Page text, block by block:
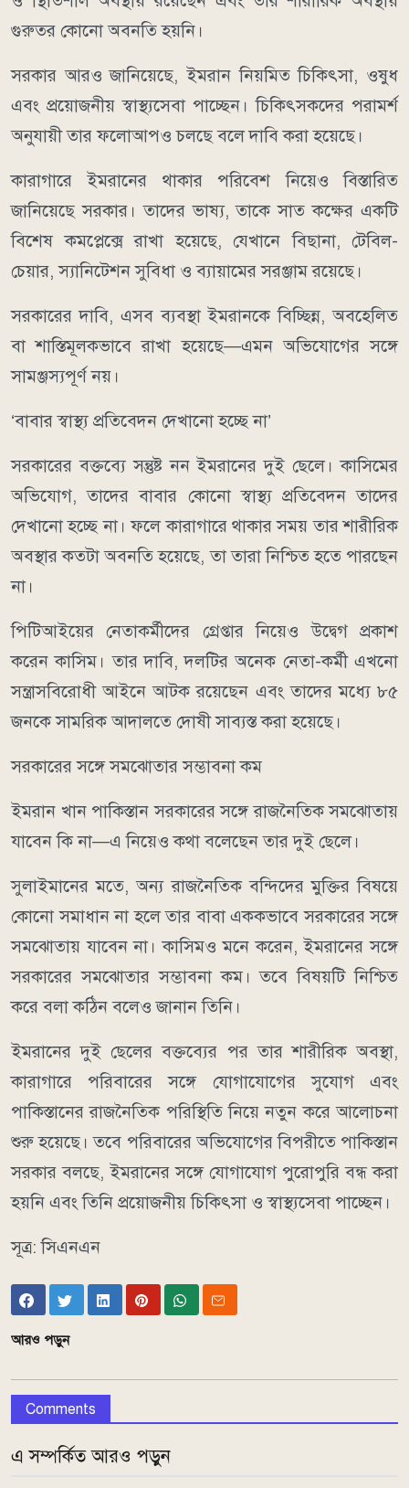
গুরুতর কোনো অবনতি হয়নি।
সরকার আরও জানিয়েছে, ইমরান নিয়মিত চিকিৎসা, ওষুধ
এবং প্রয়োজনীয় স্বাস্থ্যসেবা পাচ্ছেন। চিকিৎসকদের পরামর্শ
অনুযায়ী তার ফলোআপও চলছে বলে দাবি করা হয়েছে।
কারাগারে ইমরানের থাকার পরিবেশ নিয়েও বিস্তারিত
জানিয়েছে সরকার। তাদের ভাষ্য, তাকে সাত কক্ষের একটি
বিশেষ কমপ্লেক্সে রাখা হয়েছে, যেখানে বিছানা, টেবিল-
চেয়ার, স্যানিটেশন সুবিধা ও ব্যায়ামের সরঞ্জাম রয়েছে।
সরকারের দাবি, এসব ব্যবস্থা ইমরানকে বিচ্ছিন্ন, অবহেলিত
বা শাস্তিমূলকভাবে রাখা হয়েছে—এমন অভিযোগের সঙ্গে
সামঞ্জস্যপূর্ণ নয়।
‘বাবার স্বাস্থ্য প্রতিবেদন দেখানো হচ্ছে না’
সরকারের বক্তব্যে সন্তুষ্ট নন ইমরানের দুই ছেলে। কাসিমের
অভিযোগ, তাদের বাবার কোনো স্বাস্থ্য প্রতিবেদন তাদের
দেখানো হচ্ছে না। ফলে কারাগারে থাকার সময় তার শারীরিক
অবস্থার কতটা অবনতি হয়েছে, তা তারা নিশ্চিত হতে পারছেন
না।
পিটিআইয়ের নেতাকর্মীদের গ্রেপ্তার নিয়েও উদ্বেগ প্রকাশ
করেন কাসিম। তার দাবি, দলটির অনেক নেতা-কর্মী এখনো
সন্ত্রাসবিরোধী আইনে আটক রয়েছেন এবং তাদের মধ্যে ৮৫
জনকে সামরিক আদালতে দোষী সাব্যস্ত করা হয়েছে।
সরকারের সঙ্গে সমঝোতার সম্ভাবনা কম
ইমরান খান পাকিস্তান সরকারের সঙ্গে রাজনৈতিক সমঝোতায়
যাবেন কি না—এ নিয়েও কথা বলেছেন তার দুই ছেলে।
সুলাইমানের মতে, অন্য রাজনৈতিক বন্দিদের মুক্তির বিষয়ে
কোনো সমাধান না হলে তার বাবা এককভাবে সরকারের সঙ্গে
সমঝোতায় যাবেন না। কাসিমও মনে করেন, ইমরানের সঙ্গে
সরকারের সমঝোতার সম্ভাবনা কম। তবে বিষয়টি নিশ্চিত
করে বলা কঠিন বলেও জানান তিনি।
ইমরানের দুই ছেলের বক্তব্যের পর তার শারীরিক অবস্থা,
কারাগারে পরিবারের সঙ্গে যোগাযোগের সুযোগ এবং
পাকিস্তানের রাজনৈতিক পরিস্থিতি নিয়ে নতুন করে আলোচনা
শুরু হয়েছে। তবে পরিবারের অভিযোগের বিপরীতে পাকিস্তান
সরকার বলছে, ইমরানের সঙ্গে যোগাযোগ পুরোপুরি বন্ধ করা
হয়নি এবং তিনি প্রয়োজনীয় চিকিৎসা ও স্বাস্থ্যসেবা পাচ্ছেন।
সূত্র: সিএনএন
আরও পড়ুন
Comments
এ সম্পর্কিত আরও পড়ুন